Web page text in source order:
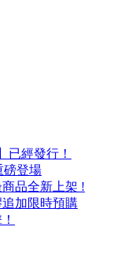
已經發行！
磅登場
品全新上架 !
加限時預購